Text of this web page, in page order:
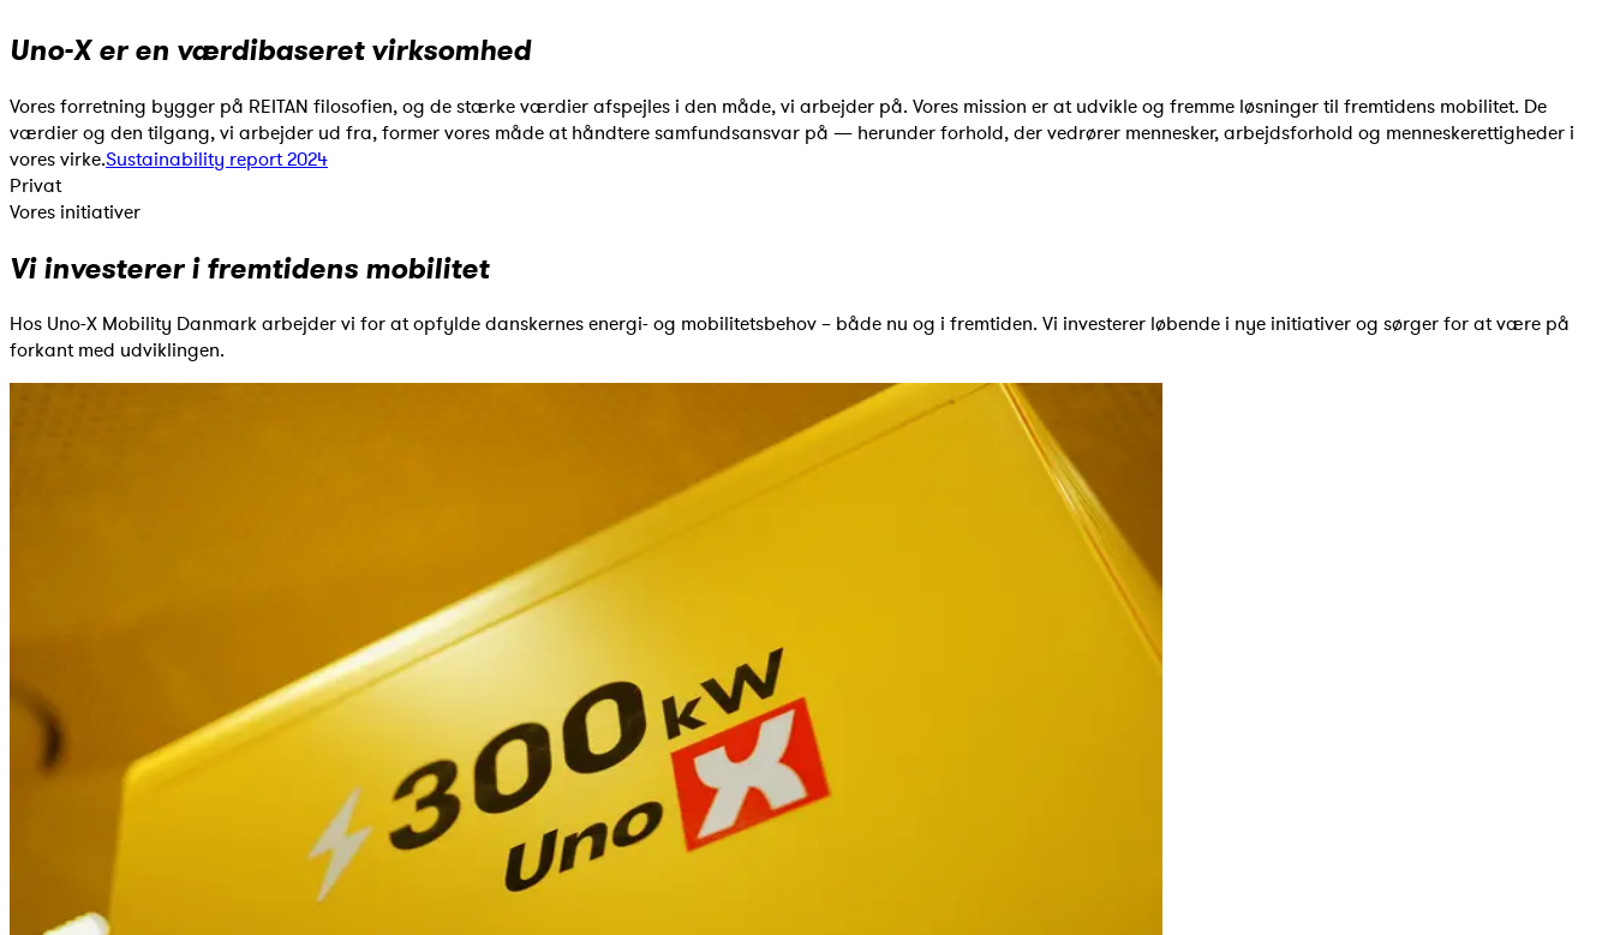
Uno-X er en værdibaseret virksomhed
Vores forretning bygger på REITAN filosofien, og de stærke værdier afspejles i den måde, vi arbejder på. Vores mission er at udvikle og fremme løsninger til fremtidens mobilitet. De
værdier og den tilgang, vi arbejder ud fra, former vores måde at håndtere samfundsansvar på — herunder forhold, der vedrører mennesker, arbejdsforhold og menneskerettigheder i
vores virke.Sustainability report 2024
Privat
Vores initiativer
Vi investerer i fremtidens mobilitet
Hos Uno-X Mobility Danmark arbejder vi for at opfylde danskernes energi- og mobilitetsbehov – både nu og i fremtiden. Vi investerer løbende i nye initiativer og sørger for at være på
forkant med udviklingen.